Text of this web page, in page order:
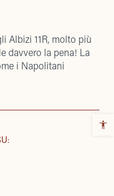
Albizi 11R, molto più
davvero la pena! La
i Napolitani
: